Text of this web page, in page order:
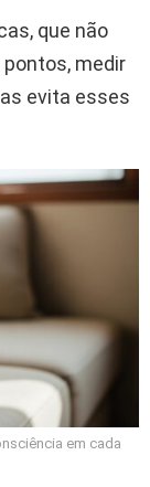
que não
medir
evita esses
em cada